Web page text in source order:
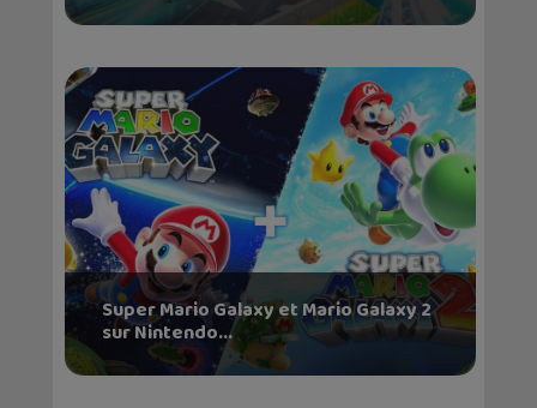
Super Mario Galaxy et Mario Galaxy 2
sur Nintendo...